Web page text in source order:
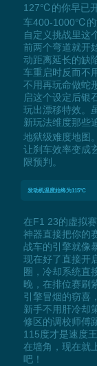
127℃的你早已
车400-1000℃的
自定义挑战里
前两个弯道就开
动距离延长的缺
车重启时反而不
不用再玩命做蛇
启这个设定后银
玩出漂移特效。
新玩法维度那些
地狱级难度地图
让刹车效率变成
限预判。
发动机温度始终为115ºC
在F1 23的虚拟
神器直接把你的
战车的引擎就像
现在好了直接开
圈，冷却系统直
晚，在排位赛刷
引擎冒烟的窃喜
新手不用肝冷却
修区的调校师傅
115度才是速度
在墙角，现在就
吧！